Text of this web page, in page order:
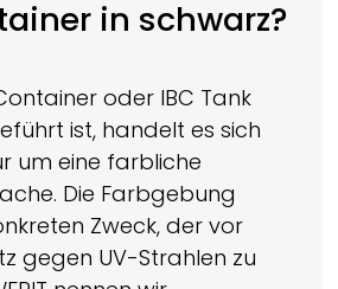
in schwarz?
oder IBC Tank
ist, handelt es sich
um eine farbliche
Die Farbgebung
Zweck, der vor
gegen UV-Strahlen zu